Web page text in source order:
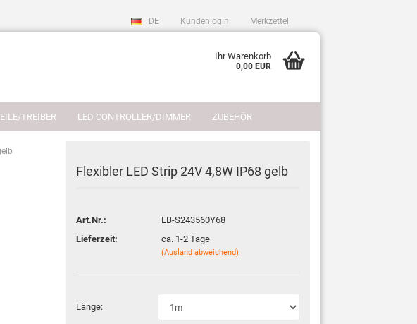
DE
auswählen
Kundenlogin
Konto erstellen
Passwort vergessen?
Merkzettel
Ihr Warenkorb
0,00 EUR
TREIBER LED CONTROLLER/DIMMER ZUBEHÖR
Flexibler LED Strip 24V 4,8W IP68 gelb
Art.Nr.:
LB-S243560Y68
Lieferzeit:
ca. 1-2 Tage
(Ausland abweichend)
Länge: